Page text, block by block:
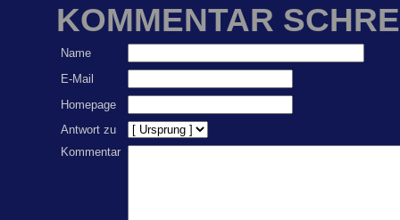
KOMMENTAR
Name
E-Mail
Homepage
Antwort zu
Kommentar